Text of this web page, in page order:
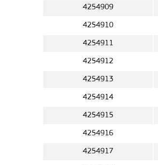
4254909
4254910
4254911
4254912
4254913
4254914
4254915
4254916
4254917